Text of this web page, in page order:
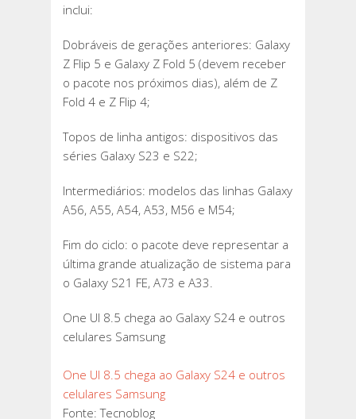
inclui:
Dobráveis de gerações anteriores: Galaxy
Z Flip 5 e Galaxy Z Fold 5 (devem receber
o pacote nos próximos dias), além de Z
Fold 4 e Z Flip 4;
Topos de linha antigos: dispositivos das
séries Galaxy S23 e S22;
Intermediários: modelos das linhas Galaxy
A56, A55, A54, A53, M56 e M54;
Fim do ciclo: o pacote deve representar a
última grande atualização de sistema para
o Galaxy S21 FE, A73 e A33.
One UI 8.5 chega ao Galaxy S24 e outros
celulares Samsung
One UI 8.5 chega ao Galaxy S24 e outros
celulares Samsung
Fonte: Tecnoblog